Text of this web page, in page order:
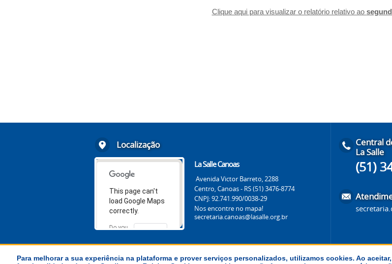
Clique aqui para visualizar o relatório relativo ao
Localização
This page can't
load Google Maps
correctly.
Do you
website?
OK
La Salle Canoas
Avenida Victor Barreto, 2288
Centro, Canoas - RS (51) 3476-8774
CNPJ: 92.741.990/0038-29
Nos encontre no mapa!
Para melhorar a sua experiência na plataforma e prover serviços personalizados, utilizamos cookies. Ao
secretaria.canoas@lasalle.org.br
Central
La Salle
(51)